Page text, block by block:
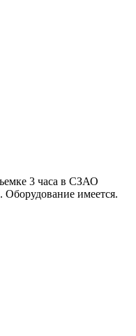
3 часа в СЗАО
Оборудование имеется.